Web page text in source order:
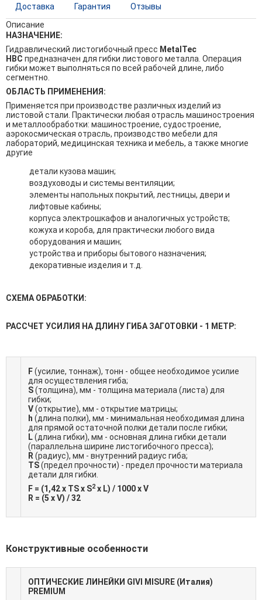
Доставка Гарантия
Отзывы
Описание
НАЗНАЧЕНИЕ:
Гидравлический листогибочный пресс MetalTec
HBС предназначен для гибки листового металла. Операция
гибки может выполняться по всей рабочей длине, либо
сегментно.
ОБЛАСТЬ ПРИМЕНЕНИЯ:
Применяется при производстве различных изделий из
листовой стали. Практически любая отрасль машиностроения
и металлообработки: машиностроение, судостроение,
аэрокосмическая отрасль, производство мебели для
лабораторий, медицинская техника и мебель, а также многие
другие
детали кузова машин;
воздуховоды и системы вентиляции;
элементы напольных покрытий, лестницы, двери и
лифтовые кабины;
корпуса электрошкафов и аналогичных устройств;
кожуха и короба, для практически любого вида
оборудования и машин;
устройства и приборы бытового назначения;
декоративные изделия и т.д.
СХЕМА ОБРАБОТКИ:
РАССЧЕТ УСИЛИЯ НА ДЛИНУ ГИБА ЗАГОТОВКИ - 1 МЕТР:
F(усилие, тоннаж), тонн - общее необходимое усилие
для осуществления гиба;
S(толщина), мм - толщина материала (листа) для
гибки;
V(открытие), мм - открытие матрицы;
h (длина полки), мм - минимальная необходимая длина
для прямой остаточной полки детали после гибки;
L(длина гибки), мм - основная длина гибки детали
(параллельна ширине листогибочного пресса);
R (радиус), мм - внутренний радиус гиба;
TS(предел прочности) - предел прочности материала
детали для гибки.
F = (1,42 x TS x S2x L) / 1000 x V
R = (5 x V) / 32
Конструктивные особенности
ОПТИЧЕСКИЕ ЛИНЕЙКИ GIVI MISURE (Италия)
PREMIUM